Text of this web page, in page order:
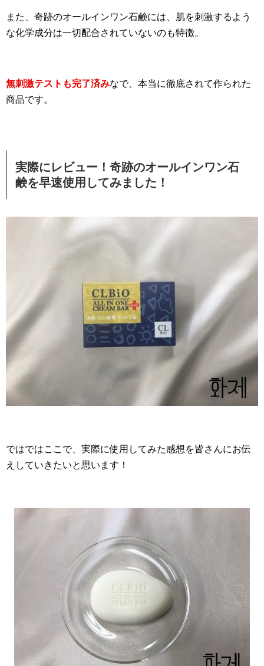
また、奇跡のオールインワン石鹸には、肌を刺激するよう
な化学成分は一切配合されていないのも特徴。
無刺激テストも完了済みなで、本当に徹底されて作られた
商品です。
実際にレビュー！奇跡のオールインワン石
鹸を早速使用してみました！
ではではここで、実際に使用してみた感想を皆さんにお伝
えしていきたいと思います！